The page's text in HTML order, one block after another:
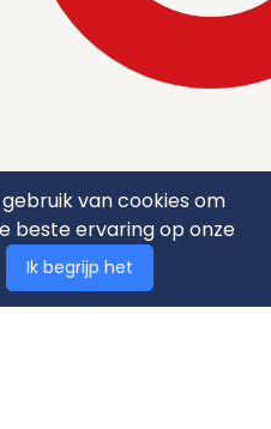
van cookies om
beste ervaring op onze
Ik begrijp het